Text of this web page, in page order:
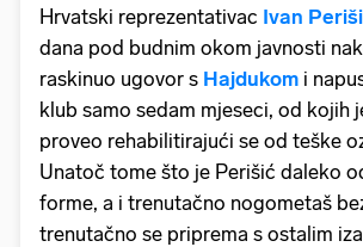
Hrvatski reprezentativac Ivan
dana pod budnim okom javnosti
raskinuo ugovor s Hajdukom i
klub samo sedam mjeseci, od kojih
proveo rehabilitirajući se od teške
Unatoč tome što je Perišić daleko
forme, a i trenutačno nogometaš
trenutačno se priprema s ostalim